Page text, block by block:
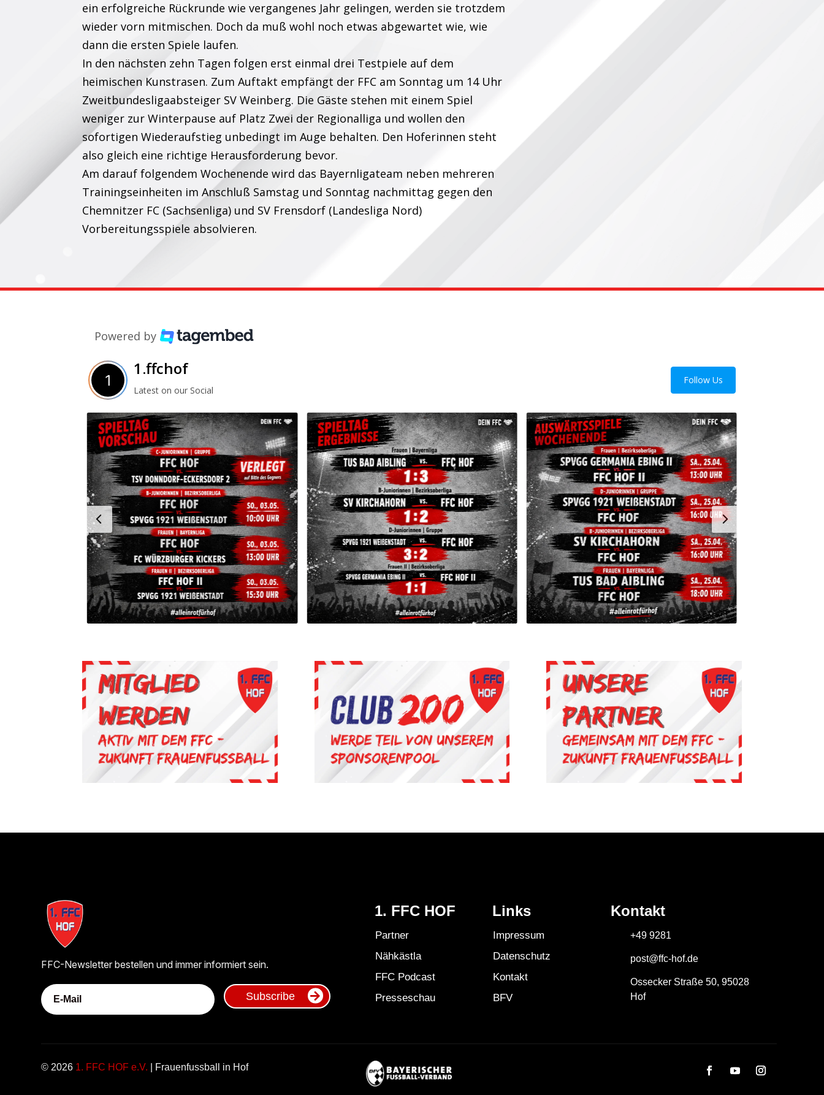
ein erfolgreiche Rückrunde wie vergangenes Jahr gelingen, werden sie trotzdem
wieder vorn mitmischen. Doch da muß wohl noch etwas abgewartet wie, wie
dann die ersten Spiele laufen.
In den nächsten zehn Tagen folgen erst einmal drei Testpiele auf dem
heimischen Kunstrasen. Zum Auftakt empfängt der FFC am Sonntag um 14 Uhr
Zweitbundesligaabsteiger SV Weinberg. Die Gäste stehen mit einem Spiel
weniger zur Winterpause auf Platz Zwei der Regionalliga und wollen den
sofortigen Wiederaufstieg unbedingt im Auge behalten. Den Hoferinnen steht
also gleich eine richtige Herausforderung bevor.
Am darauf folgendem Wochenende wird das Bayernligateam neben mehreren
Trainingseinheiten im Anschluß Samstag und Sonntag nachmittag gegen den
Chemnitzer FC (Sachsenliga) und SV Frensdorf (Landesliga Nord)
Vorbereitungsspiele absolvieren.
Powered by
1.ffchof
Latest on our Social
Follow Us
FFC-Newsletter bestellen und immer informiert sein.
Subscribe
1. FFC HOF
Partner
Nähkästla
FFC Podcast
Presseschau
Links
Impressum
Datenschutz
Kontakt
BFV
Kontakt
+49 9281
post@ffc-hof.de
Ossecker Straße 50, 95028
Hof
© 2026 1. FFC HOF e.V. | Frauenfussball in Hof